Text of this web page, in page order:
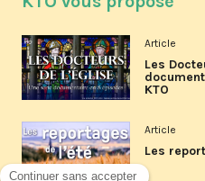
Article
Les
KTO
Article
Les